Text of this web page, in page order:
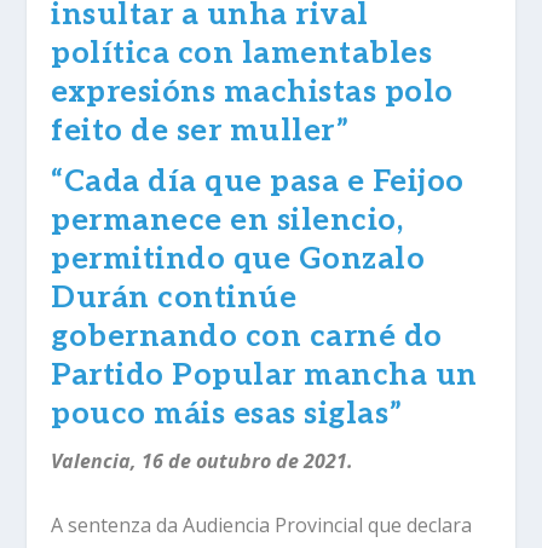
insultar a unha rival
política con lamentables
expresións machistas polo
feito de ser muller”
“Cada día que pasa e Feijoo
permanece en silencio,
permitindo que Gonzalo
Durán continúe
gobernando con carné do
Partido Popular mancha un
pouco máis esas siglas”
Valencia, 16 de outubro de 2021.
A sentenza da Audiencia Provincial que declara